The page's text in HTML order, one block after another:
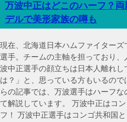
万波中正はどこのハーフ？
デルで美形家族の噂も
現在、北海道日本ハムファイター
選手。チームの主軸を担っており
波中正選手の顔立ちは日本人離れ
は？」と、思っている方もいるので
らの記事では、万波選手はハーフ
て解説しています。 万波中正はコ
フ！ 万波中正選手はコンゴ共和国